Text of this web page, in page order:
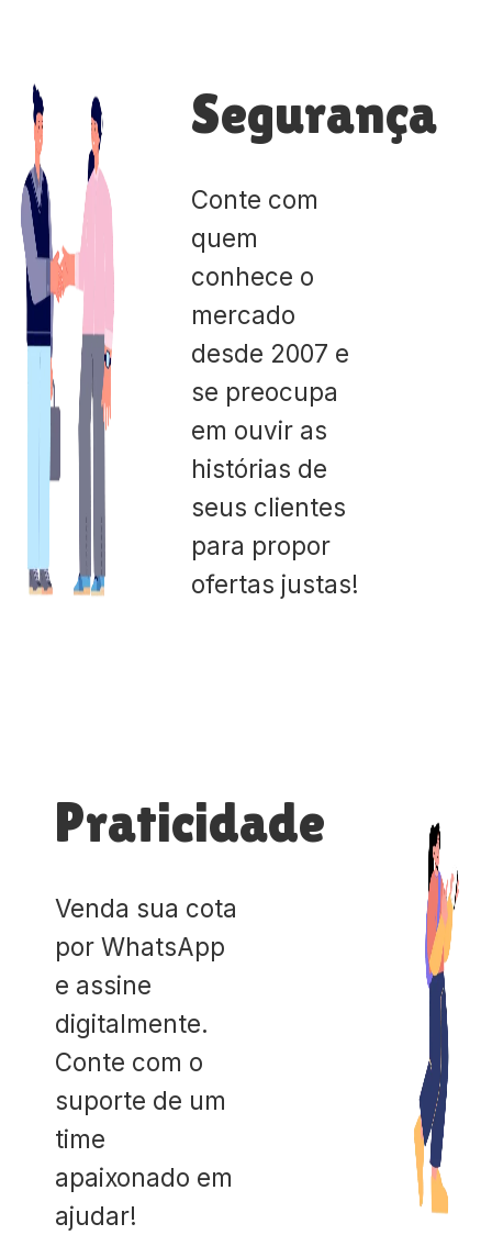
Segurança
Conte com
quem
conhece o
mercado
desde 2007 e
se preocupa
em ouvir as
histórias de
seus clientes
para propor
ofertas justas!
Praticidade
Venda sua cota
por WhatsApp
e assine
digitalmente.
Conte com o
suporte de um
time
apaixonado em
ajudar!